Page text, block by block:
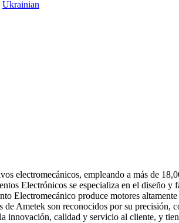
Ukrainian
electromecánicos, empleando a más de
Electrónicos se especializa en el diseño
Electromecánico produce motores
Ametek son reconocidos por su
innovación, calidad y servicio al cliente, y